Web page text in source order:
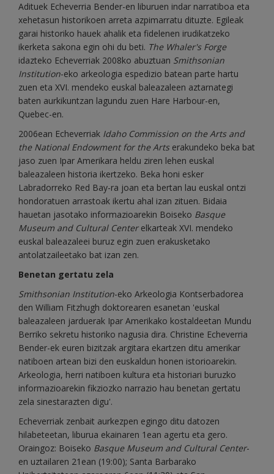
Adituek Echeverria Bender-en liburuen indar narratiboa eta
xehetasun historikoen arreta azpimarratu dituzte. Egileak
garai historiko hauek ahalik eta fidelenen irudikatzeko
ikerketa sakona egin ohi du beti. The Whaler's Forge
idazteko Echeverriak 2008ko abuztuan Smithsonian
Institution-eko arkeologia espedizio batean parte hartu
zuen eta XVI. mendeko euskal baleazaleen aztarnategi
baten aurkikuntzan lagundu zuen Hare Harbour-en,
Quebec-en.
2006ean Echeverriak Idaho Commission on the Arts and
the National Endowment for the Artserakundeko beka bat
jaso zuen Ipar Amerikara heldu ziren lehen euskal
baleazaleen historia ikertzeko. Beka honi esker
Labradorreko Red Bay-ra joan eta bertan lau euskal ontzi
hondoratuen arrastoak ikertu ahal izan zituen. Bidaia
hauetan jasotako informazioarekin Boiseko Basque
Museum and Cultural Centerelkarteak XVI. mendeko
euskal baleazaleei buruz egin zuen erakusketako
antolatzaileetako bat izan zen.
Benetan gertatu zela
Smithsonian Institution-eko Arkeologia Kontserbadorea
den William Fitzhugh doktorearen esanetan 'euskal
baleazaleen jarduerak Ipar Amerikako kostaldeetan Mundu
Berriko sekretu historiko nagusia dira. Christine Echeverria
Bender-ek euren bizitzak argitara ekartzen ditu amerikar
natiboen artean bizi den euskaldun honen istorioarekin.
Arkeologia, herri natiboen kultura eta historiari buruzko
informazioarekin fikziozko narrazio hau benetan gertatu
zela sinestarazten digu'.
Echeverriak zenbait aurkezpen egingo ditu datozen
hilabeteetan, liburua ekainaren 1ean agertu eta gero.
Oraingoz: Boiseko Basque Museum and Cultural Center-
en uztailaren 21ean (19:00); Santa Barbarako